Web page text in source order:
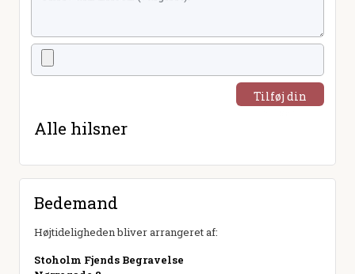
Tilføj din
Alle hilsner
Bedemand
Højtideligheden bliver arrangeret af:
Stoholm Fjends Begravelse